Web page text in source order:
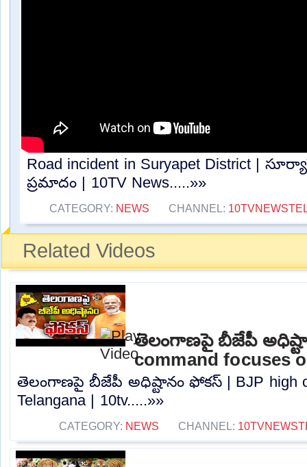
Road incident in Suryapet District |
ప్రమాదం | 10TV News.....»»
CATEGORY: NEWS CHANNEL:
Related Videos
తెలంగాణపై బీజేపీ
command focuses
తెలంగాణపై బీజేపీ అధిష్టానం ఫోకస్ | BJP high
Telangana | 10tv.....»»
CATEGORY: NEWS CHANNEL: